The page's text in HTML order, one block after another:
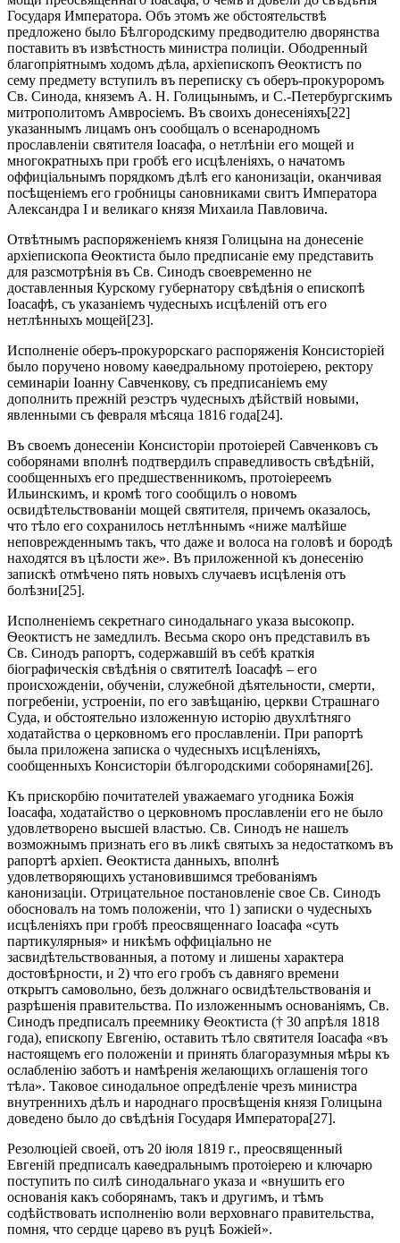
Государя Императора. Объ этомъ же обстоятельствѣ
предложено было Бѣлгородскиму предводителю дворянства
поставить въ извѣстность министра полиціи. Ободренный
благопріятнымъ ходомъ дѣла, архіепископъ Ѳеоктистъ по
сему предмету вступилъ въ переписку съ оберъ-прокуроромъ
Св. Синода, княземъ А. Н. Голицынымъ, и С.-Петербургскимъ
митрополитомъ Амвросіемъ. Въ своихъ донесеніяхъ[22]
указаннымъ лицамъ онъ сообщалъ о всенародномъ
прославленіи святителя Іоасафа, о нетлѣніи его мощей и
многократныхъ при гробѣ его исцѣленіяхъ, о начатомъ
оффиціальнымъ порядкомъ дѣлѣ его канонизаціи, оканчивая
посѣщеніемъ его гробницы сановниками свитъ Императора
Александра I и великаго князя Михаила Павловича.
Отвѣтнымъ распоряженіемъ князя Голицына на донесеніе
архіепископа Ѳеоктиста было предписаніе ему представить
для разсмотрѣнія въ Св. Синодъ своевременно не
доставленныя Курскому губернатору свѣдѣнія о епископѣ
Іоасафѣ, съ указаніемъ чудесныхъ исцѣленій отъ его
нетлѣнныхъ мощей[23].
Исполненіе оберъ-прокурорскаго распоряженія Консисторіей
было поручено новому каѳедральному протоіерею, ректору
семинаріи Іоанну Савченкову, съ предписаніемъ ему
дополнить прежній реэстръ чудесныхъ дѣйствій новыми,
явленными съ февраля мѣсяца 1816 года[24].
Въ своемъ донесеніи Консисторіи протоіерей Савченковъ съ
соборянами вполнѣ подтвердилъ справедливость свѣдѣній,
сообщенныхъ его предшественникомъ, протоіереемъ
Ильинскимъ, и кромѣ того сообщилъ о новомъ
освидѣтельствованіи мощей святителя, причемъ оказалось,
что тѣло его сохранилось нетлѣннымъ «ниже малѣйше
неповрежденнымъ такъ, что даже и волоса на головѣ и бородѣ
находятся въ цѣлости же». Въ приложенной къ донесенію
запискѣ отмѣчено пять новыхъ случаевъ исцѣленія отъ
болѣзни[25].
Исполненіемъ секретнаго синодальнаго указа высокопр.
Ѳеоктистъ не замедлилъ. Весьма скоро онъ представилъ въ
Св. Синодъ рапортъ, содержавшій въ себѣ краткія
біографическія свѣдѣнія о святителѣ Іоасафѣ – его
происхожденіи, обученіи, служебной дѣятельности, смерти,
погребеніи, устроеніи, по его завѣщанію, церкви Страшнаго
Суда, и обстоятельно изложенную исторію двухлѣтняго
ходатайства о церковномъ его прославленіи. При рапортѣ
была приложена записка о чудесныхъ исцѣленіяхъ,
сообщенныхъ Консисторіи бѣлгородскими соборянами[26].
Къ прискорбію почитателей уважаемаго угодника Божія
Іоасафа, ходатайство о церковномъ прославленіи его не было
удовлетворено высшей властью. Св. Синодъ не нашелъ
возможнымъ признать его въ ликѣ святыхъ за недостаткомъ въ
рапортѣ архіеп. Ѳеоктиста данныхъ, вполнѣ
удовлетворяющихъ установившимся требованіямъ
канонизаціи. Отрицательное постановленіе свое Св. Синодъ
обосновалъ на томъ положеніи, что 1) записки о чудесныхъ
исцѣленіяхъ при гробѣ преосвященнаго Іоасафа «суть
партикулярныя» и никѣмъ оффиціально не
засвидѣтельствованныя, а потому и лишены характера
достовѣрности, и 2) что его гробъ съ давняго времени
открытъ самовольно, безъ должнаго освидѣтельствованія и
разрѣшенія правительства. По изложеннымъ основаніямъ, Св.
Синодъ предписалъ преемнику Ѳеоктиста († 30 апрѣля 1818
года), епископу Евгенію, оставить тѣло святителя Іоасафа «въ
настоящемъ его положеніи и принять благоразумныя мѣры къ
ослабленію заботъ и намѣренія желающихъ оглашенія того
тѣла». Таковое синодальное опредѣленіе чрезъ министра
внутреннихъ дѣлъ и народнаго просвѣщенія князя Голицына
доведено было до свѣдѣнія Государя Императора[27].
Резолюціей своей, отъ 20 іюля 1819 г., преосвященный
Евгеній предписалъ каѳедральнымъ протоіерею и ключарю
поступить по силѣ синодальнаго указа и «внушить его
основанія какъ соборянамъ, такъ и другимъ, и тѣмъ
содѣйствовать исполненію воли верховнаго правительства,
помня, что сердце царево въ руцѣ Божіей».